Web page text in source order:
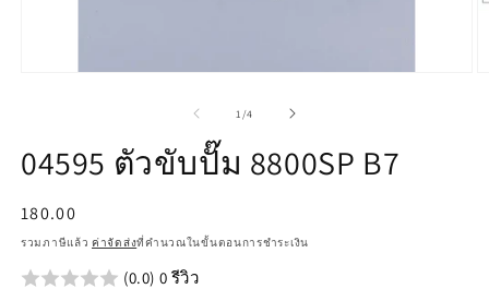
โม
1 /จาก
4
04595 ตัวขับปั๊ม 8800SP B7
ราคา
ปกติ
180.00
รวมภาษีแล้ว ค่าจัดส่งที่คำนวณในขั้นตอนการชำระเงิน
(0.0) 0 รีวิว